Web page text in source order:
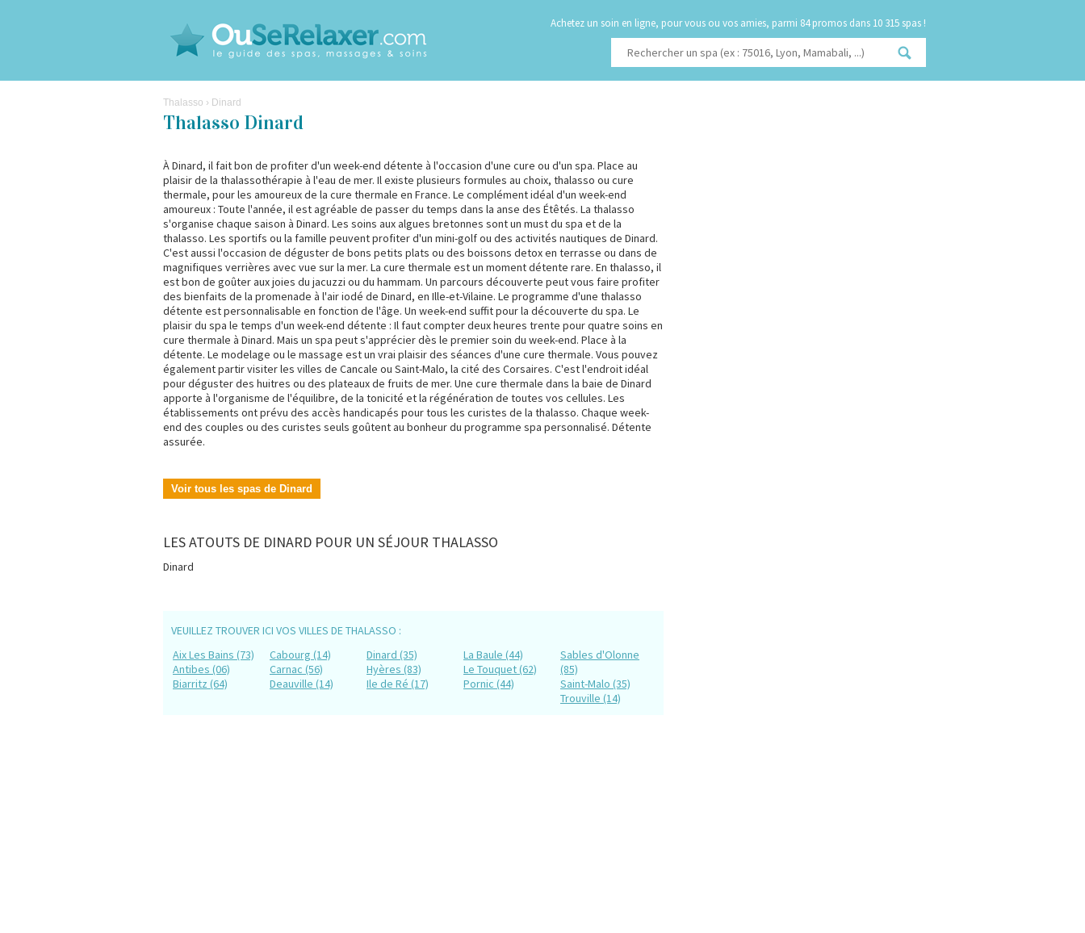
Achetez un soin en ligne, pour vous ou vos amies, parmi dans 10 315 spas !
Thalasso › Dinard
Thalasso Dinard
À Dinard, il fait bon de profiter d'un week-end détente à l'occasion d'une cure ou d'un spa. Place au
plaisir de la thalassothérapie à l'eau de mer. Il existe plusieurs formules au choix, thalasso ou cure
thermale, pour les amoureux de la cure thermale en France. Le complément idéal d'un week-end
amoureux : Toute l'année, il est agréable de passer du temps dans la anse des Étêtés. La thalasso
s'organise chaque saison à Dinard. Les soins aux algues bretonnes sont un must du spa et de la
thalasso. Les sportifs ou la famille peuvent profiter d'un mini-golf ou des activités nautiques de Dinard.
C'est aussi l'occasion de déguster de bons petits plats ou des boissons detox en terrasse ou dans de
magnifiques verrières avec vue sur la mer. La cure thermale est un moment détente rare. En thalasso, il
est bon de goûter aux joies du jacuzzi ou du hammam. Un parcours découverte peut vous faire profiter
des bienfaits de la promenade à l'air iodé de Dinard, en Ille-et-Vilaine. Le programme d'une thalasso
détente est personnalisable en fonction de l'âge. Un week-end suffit pour la découverte du spa. Le
plaisir du spa le temps d'un week-end détente : Il faut compter deux heures trente pour quatre soins en
cure thermale à Dinard. Mais un spa peut s'apprécier dès le premier soin du week-end. Place à la
détente. Le modelage ou le massage est un vrai plaisir des séances d'une cure thermale. Vous pouvez
également partir visiter les villes de Cancale ou Saint-Malo, la cité des Corsaires. C'est l'endroit idéal
pour déguster des huitres ou des plateaux de fruits de mer. Une cure thermale dans la baie de Dinard
apporte à l'organisme de l'équilibre, de la tonicité et la régénération de toutes vos cellules. Les
établissements ont prévu des accès handicapés pour tous les curistes de la thalasso. Chaque week-
end des couples ou des curistes seuls goûtent au bonheur du programme spa personnalisé. Détente
assurée.
Voir tous les spas de Dinard
LES ATOUTS DE DINARD POUR UN SÉJOUR THALASSO
Dinard
VEUILLEZ TROUVER ICI VOS VILLES DE THALASSO :
Aix Les Bains (73)
Antibes (06)
Biarritz (64)
Cabourg (14)
Carnac (56)
Deauville (14)
Dinard (35)
Hyères (83)
Ile de Ré (17)
La Baule (44)
Le Touquet (62)
Pornic (44)
Sables d'Olonne
(85)
Saint-Malo (35)
Trouville (14)